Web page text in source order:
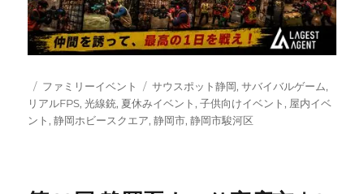
投
稿
日:
カ
テ
ゴ
ファミリーイベント
タ
グ
サウスポット静岡,サバイバルゲーム,
リアルFPS,光線銃, 夏休みイベント ,子供向けイベント , 屋内イベ
ント ,静岡ホビースクエア,静岡市,静岡市駿河区